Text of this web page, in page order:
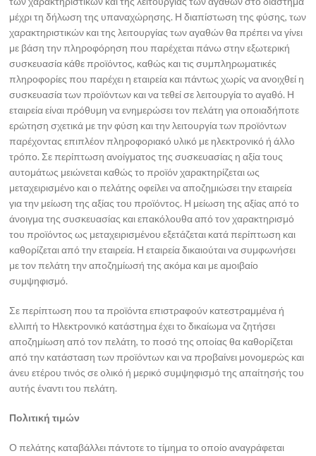
μέχρι τη δήλωση της υπαναχώρησης. Η διαπίστωση της φύσης, των
χαρακτηριστικών και της λειτουργίας των αγαθών θα πρέπει να γίνει
με βάση την πληροφόρηση που παρέχεται πάνω στην εξωτερική
συσκευασία κάθε προϊόντος, καθώς και τις συμπληρωματικές
πληροφορίες που παρέχει η εταιρεία και πάντως χωρίς να ανοιχθεί η
συσκευασία των προϊόντων και να τεθεί σε λειτουργία το αγαθό. Η
εταιρεία είναι πρόθυμη να ενημερώσει τον πελάτη για οποιαδήποτε
ερώτηση σχετικά με την φύση και την λειτουργία των προϊόντων
παρέχοντας επιπλέον πληροφοριακό υλικό με ηλεκτρονικό ή άλλο
τρόπο. Σε περίπτωση ανοίγματος της συσκευασίας η αξία τους
αυτομάτως μειώνεται καθώς το προϊόν χαρακτηρίζεται ως
μεταχειρισμένο και ο πελάτης οφείλει να αποζημιώσει την εταιρεία
για την μείωση της αξίας του προϊόντος. Η μείωση της αξίας από το
άνοιγμα της συσκευασίας και επακόλουθα από τον χαρακτηρισμό
του προϊόντος ως μεταχειρισμένου εξετάζεται κατά περίπτωση και
καθορίζεται από την εταιρεία. Η εταιρεία δικαιούται να συμφωνήσει
με τον πελάτη την αποζημίωσή της ακόμα και με αμοιβαίο
συμψηφισμό.
Σε περίπτωση που τα προϊόντα επιστραφούν κατεστραμμένα ή
ελλιπή το Ηλεκτρονικό κατάστημα έχει το δικαίωμα να ζητήσει
αποζημίωση από τον πελάτη, το ποσό της οποίας θα καθορίζεται
από την κατάσταση των προϊόντων και να προβαίνει μονομερώς και
άνευ ετέρου τινός σε ολικό ή μερικό συμψηφισμό της απαίτησής του
αυτής έναντι του πελάτη.
Πολιτική τιμών
Ο πελάτης καταβάλλει πάντοτε το τίμημα το οποίο αναγράφεται